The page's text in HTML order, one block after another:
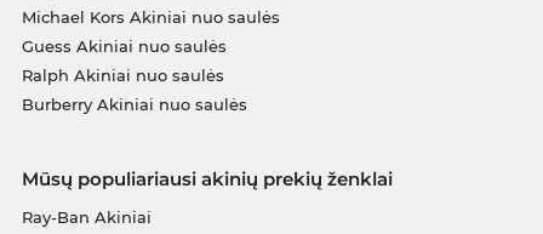
Michael Kors Akiniai nuo saulės
Guess Akiniai nuo saulės
Ralph Akiniai nuo saulės
Burberry Akiniai nuo saulės
Mūsų populiariausi akinių prekių ženklai
Ray-Ban Akiniai